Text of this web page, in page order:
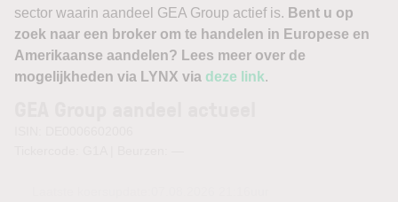
sector waarin aandeel GEA Group actief is. Bent u op
zoek naar een broker om te handelen in Europese en
Amerikaanse aandelen? Lees meer over de
mogelijkheden via LYNX via deze link.